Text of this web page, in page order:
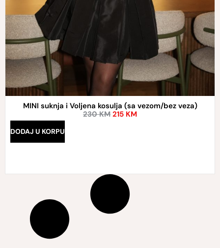
MINI suknja i Voljena kosulja (sa vezom/bez veza)
230KM 215 KM
DODAJ U KORPU